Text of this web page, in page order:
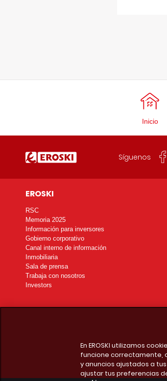
Inicio
Síguenos
EROSKI
RSC
Memoria 2025
Información para inversores
Gobierno corporativo
Canal interno de información
Inmobiliaria
Sala de prensa
Trabaja con nosotros
Investors
En EROSKI utilizamos
funcione correctamente,
y anuncios ajustados a
ajustar tus preferencias